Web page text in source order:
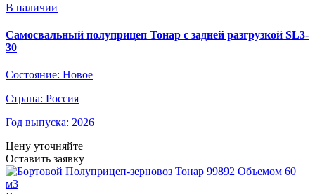
В наличии
Самосвальный полуприцеп Тонар с задней разгрузкой SL3-
30
Состояние: Новое
Страна: Россия
Год выпуска: 2026
Цену уточняйте
Оставить заявку